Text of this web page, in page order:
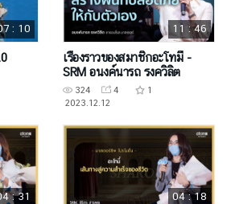
: 10 11 : 46
เรื่องราวของสมาชิกอะโทมี่ -
SRM อนงค์นารถ รงควิลิต
324 4
1
2023.12.12
: 31 04 : 18